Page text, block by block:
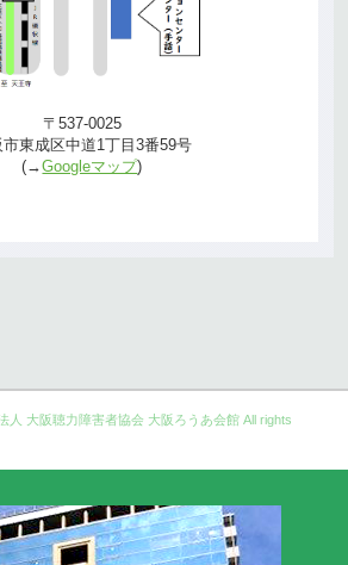
〒537-0025
市東成区中道1丁目3番59号
(→Googleマップ)
人 大阪聴力障害者協会 大阪ろうあ会館 All rights